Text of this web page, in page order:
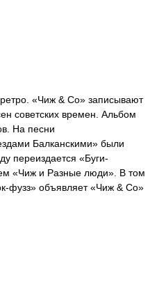
«Чиж & Со» записывают
советских времен. Альбом
На песни
Балканскими» были
переиздается «Буги-
«Чиж и Разные люди». В том
фузз» объявляет «Чиж & Со»